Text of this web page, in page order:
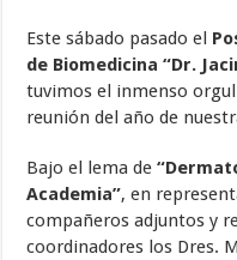
Este sábado pasado el
de Biomedicina “Dr.
tuvimos el inmenso
reunión del año de
Bajo el lema de
Academia”, en
compañeros adjuntos y
coordinadores los Dres.